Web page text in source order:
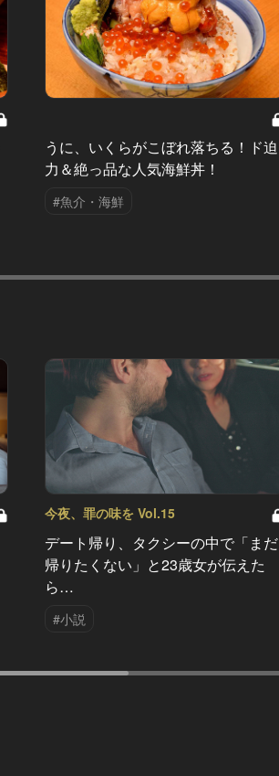
うに、いくらがこぼれ落ちる！ド迫
力＆絶っ品な人気海鮮丼！
#魚介・海鮮
今夜、罪の味を Vol.15
デート帰り、タクシーの中で「まだ
帰りたくない」と23歳女が伝えた
ら…
#小説